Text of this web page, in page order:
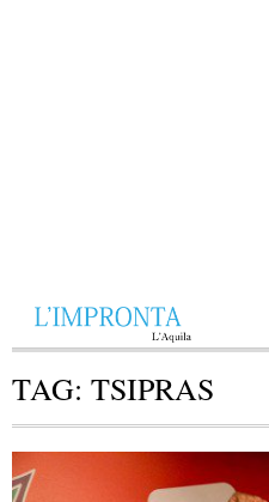
TAG: TSIPRAS